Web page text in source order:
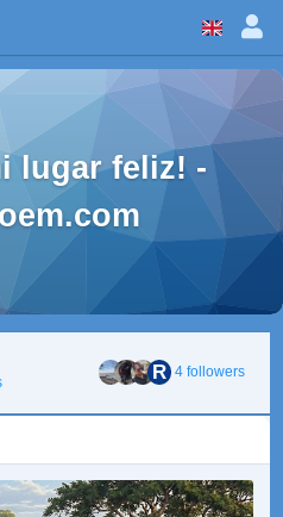
lugar feliz! -
R 4 followers